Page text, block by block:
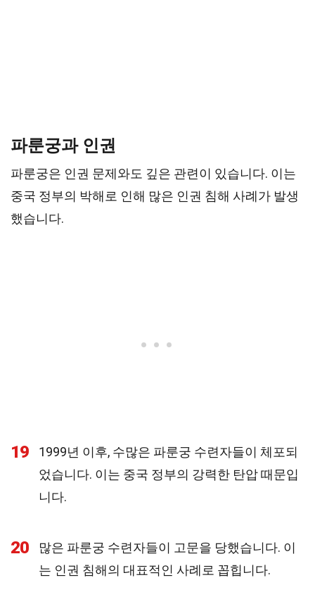
파룬궁과 인권
파룬궁은 인권 문제와도 깊은 관련이 있습니다. 이는
중국 정부의 박해로 인해 많은 인권 침해 사례가 발생
했습니다.
19
1999년 이후, 수많은 파룬궁 수련자들이 체포되
었습니다. 이는 중국 정부의 강력한 탄압 때문입
니다.
20
많은 파룬궁 수련자들이 고문을 당했습니다. 이
는 인권 침해의 대표적인 사례로 꼽힙니다.